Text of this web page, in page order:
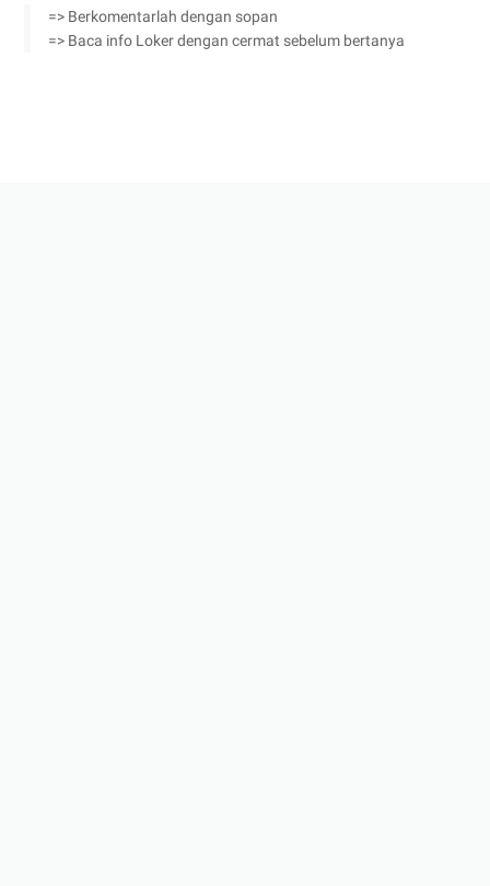
=> Berkomentarlah dengan sopan
=> Baca info Loker dengan cermat sebelum bertanya